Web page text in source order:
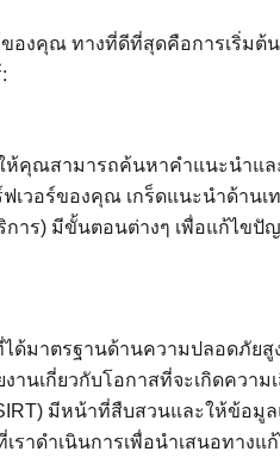
องคุณ ทางที่ดีที่สุดคือการเริ่มต้
ให้คุณสามารถค้นหาคำแนะนำแ
เวอร์ของคุณ เกร็ดแนะนำด้านเ
าร) มีขั้นตอนต่างๆ เพื่อแก้ไขปั
มาตรฐานด้านความปลอดภัยสู
นเกี่ยวกับโอกาสที่จะเกิดความเ
มีหน้าที่สืบสวนและให้ข้อมู
าดำเนินการเพื่อนำเสนอทางแ